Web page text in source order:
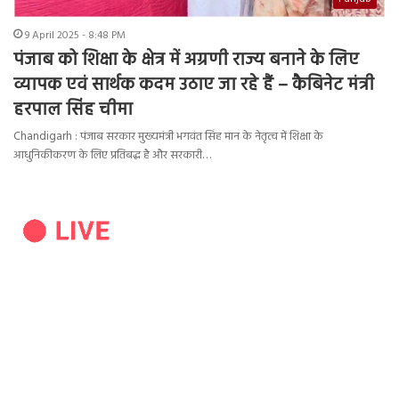
9 April 2025 - 8:48 PM
पंजाब को शिक्षा के क्षेत्र में अग्रणी राज्य बनाने के लिए
व्यापक एवं सार्थक कदम उठाए जा रहे हैं – कैबिनेट मंत्री
हरपाल सिंह चीमा
Chandigarh : पंजाब सरकार मुख्यमंत्री भगवंत सिंह मान के नेतृत्व में शिक्षा के
आधुनिकीकरण के लिए प्रतिबद्ध है और सरकारी…